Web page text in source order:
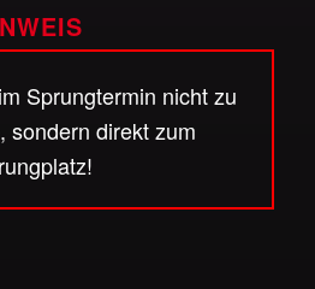
Sprungtermin nicht zu
sondern direkt zum